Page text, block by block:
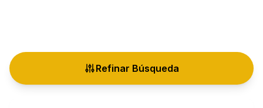
Refinar Búsqueda